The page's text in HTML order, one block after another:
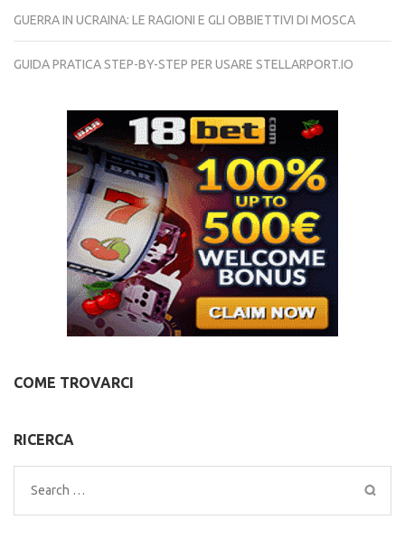
GUERRA IN UCRAINA: LE RAGIONI E GLI OBBIETTIVI DI MOSCA
GUIDA PRATICA STEP-BY-STEP PER USARE STELLARPORT.IO
COME TROVARCI
RICERCA
Search
for: